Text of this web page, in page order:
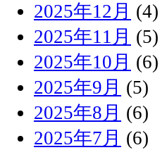
2025年12月 (4)
2025年11月 (5)
2025年10月 (6)
2025年9月 (5)
2025年8月 (6)
2025年7月 (6)